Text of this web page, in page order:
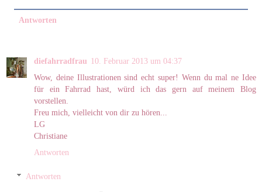
Antworten
diefahrradfrau 10. Februar 2013 um 04:37
Wow, deine Illustrationen sind echt super! Wenn du mal ne Idee
für ein Fahrrad hast, würd ich das gern auf meinem Blog
vorstellen.
Freu mich, vielleicht von dir zu hören...
LG
Christiane
Antworten
Antworten